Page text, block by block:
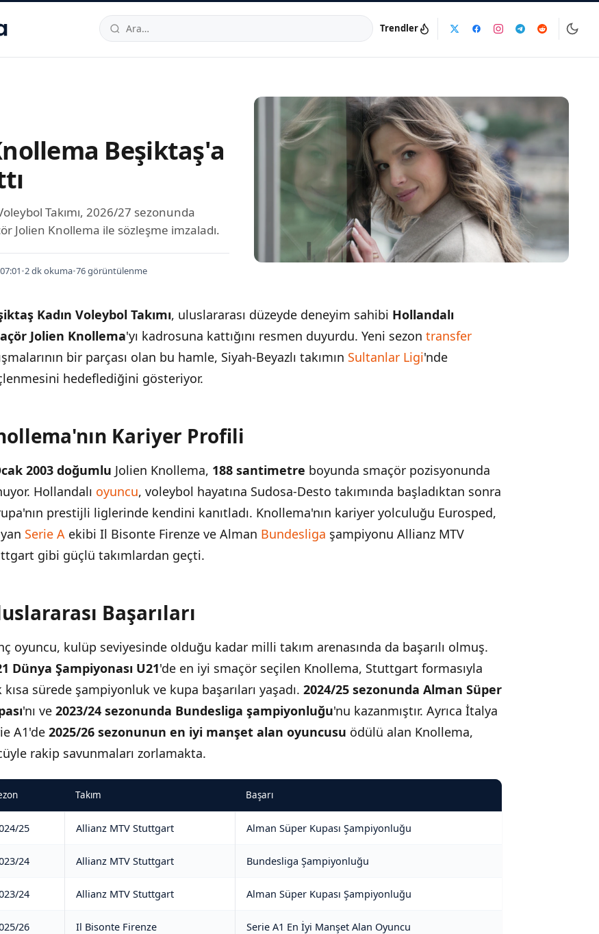
34520TRTelefon:0850 444 30 49E-posta:info@dijinika.net
Trendler
Beşiktaş'a
Takımı, 2026/27 sezonunda
Jolien Knollema ile sözleşme imzaladı.
•2 dk okuma•76 görüntülenme
Kadın Voleybol Takımı, uluslararası düzeyde deneyim sahibi Hollandalı
Jolien Knollema'yı kadrosuna kattığını resmen duyurdu. Yeni sezon transfer
bir parçası olan bu hamle, Siyah-Beyazlı takımın Sultanlar Ligi'nde
hedeflediğini gösteriyor.
›
Knollema'nın Kariyer Profili
Beşiktaş'ın Transfer Hamlesi
Kariyer Profili
2003 doğumlu Jolien Knollema, 188 santimetre boyunda smaçör pozisyonunda
Hollandalı oyuncu, voleybol hayatına Sudosa-Desto takımında başladıktan sonra
prestijli liglerinde kendini kanıtladı. Knollema'nın kariyer yolculuğu Eurosped,
Serie A ekibi Il Bisonte Firenze ve Alman Bundesliga şampiyonu Allianz MTV
gibi güçlü takımlardan geçti.
Başarıları
oyuncu, kulüp seviyesinde olduğu kadar milli takım arenasında da başarılı olmuş.
Dünya Şampiyonası U21'de en iyi smaçör seçilen Knollema, Stuttgart formasıyla
kısa sürede şampiyonluk ve kupa başarıları yaşadı. 2024/25 sezonunda Alman Süper
'nı ve 2023/24 sezonunda Bundesliga şampiyonluğu'nu kazanmıştır. Ayrıca İtalya
A1'de 2025/26 sezonunun en iyi manşet alan oyuncusu ödülü alan Knollema,
rakip savunmaları zorlamakta.
Takım Başarı
25 Allianz MTV Stuttgart Alman Süper Kupası Şampiyonluğu
24 Allianz MTV Stuttgart Bundesliga Şampiyonluğu
24 Allianz MTV Stuttgart Alman Süper Kupası Şampiyonluğu
26 Il Bisonte Firenze Serie A1 En İyi Manşet Alan Oyuncu